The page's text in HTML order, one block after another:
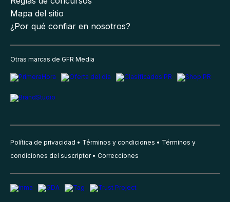
Mapa del sitio
¿Por qué confiar en nosotros?
Otras marcas de GFR Media
Política de privacidad Términos y condiciones
Términos y
condiciones del suscriptor
Correcciones